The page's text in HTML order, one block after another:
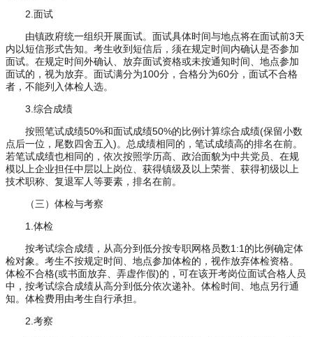
2.面试
由镇政府统一组织开展面试。面试具体时间与地点将在面试前3天
内以短信形式告知。考生收到短信后，须在规定时间内确认是否参加
面试。在规定时间外确认、放弃面试资格或未按通知时间、地点参加
面试的，视为放弃。面试满分为100分，合格分为60分，面试不合格
者，不能列入体检人选。
3.综合成绩
按照笔试成绩50%和面试成绩50%的比例计算综合成绩(保留小数
点后一位，尾数四舍五入)。总成绩相同的，笔试成绩高的排名在前。
若笔试成绩也相同的，依次按照学历高、政治面貌为中共党员、在规
模以上企业担任中层以上岗位、获得镇级及以上荣誉、获得初级以上
技术职称、复退军人等要素，排名在前。
（三）体检与考察
1.体检
按考试综合成绩，从高分到低分按专职网格员数1:1的比例确定体
检对象。考生不按规定时间、地点参加体检的，视作放弃体检资格。
体检不合格(或书面放弃、弄虚作假)的，可在该开考岗位面试合格人员
中，按考试综合成绩从高分到低分依次递补。体检时间、地点另行通
知。体检费用由考生自行承担。
2.考察